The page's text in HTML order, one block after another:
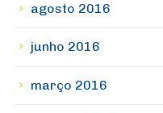
agosto 2016
junho 2016
março 2016